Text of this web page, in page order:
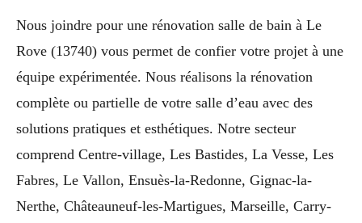
Nous joindre pour une rénovation salle de bain à Le
Rove (13740) vous permet de confier votre projet à une
équipe expérimentée. Nous réalisons la rénovation
complète ou partielle de votre salle d’eau avec des
solutions pratiques et esthétiques. Notre secteur
comprend Centre-village, Les Bastides, La Vesse, Les
Fabres, Le Vallon, Ensuès-la-Redonne, Gignac-la-
Nerthe, Châteauneuf-les-Martigues, Marseille, Carry-